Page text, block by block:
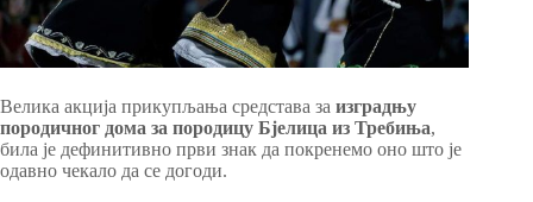
Велика акција прикупљања средстава за изградњу
породичног дома за породицу Бјелица из Требиња,
била је дефинитивно први знак да покренемо оно што је
одавно чекало да се догоди.